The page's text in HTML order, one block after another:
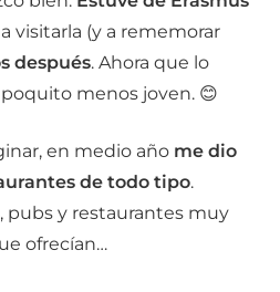
a visitarla (y a rememorar
después. Ahora que lo
menos joven. 😊
en medio año me dio
de todo tipo.
y restaurantes muy
ofrecían…